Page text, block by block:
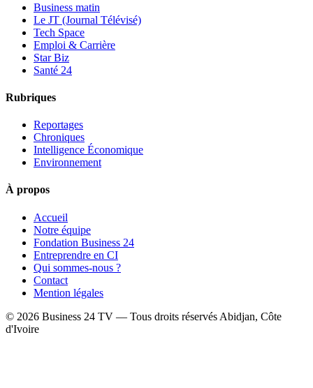
Business matin
Le JT (Journal Télévisé)
Tech Space
Emploi & Carrière
Star Biz
Santé 24
Rubriques
Reportages
Chroniques
Intelligence Économique
Environnement
À propos
Accueil
Notre équipe
Fondation Business 24
Entreprendre en CI
Qui sommes-nous ?
Contact
Mention légales
© 2026 Business 24 TV — Tous droits réservés Abidjan, Côte
d'Ivoire